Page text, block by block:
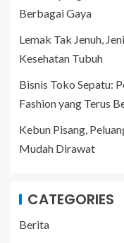
Berbagai Gaya
Lemak Tak Jenuh,
Kesehatan Tubuh
Bisnis Toko Sepatu:
Fashion yang Terus
Kebun Pisang,
Mudah Dirawat
CATEGORIES
Berita